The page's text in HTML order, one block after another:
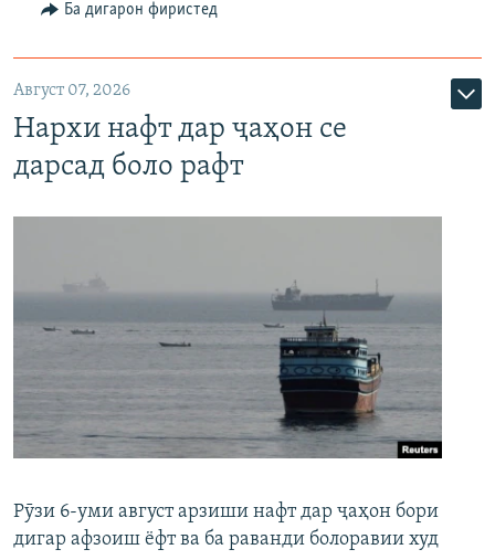
Ба дигарон фиристед
Август 07, 2026
Нархи нафт дар ҷаҳон се
дарсад боло рафт
Рӯзи 6-уми август арзиши нафт дар ҷаҳон бори
дигар афзоиш ёфт ва ба раванди болоравии худ